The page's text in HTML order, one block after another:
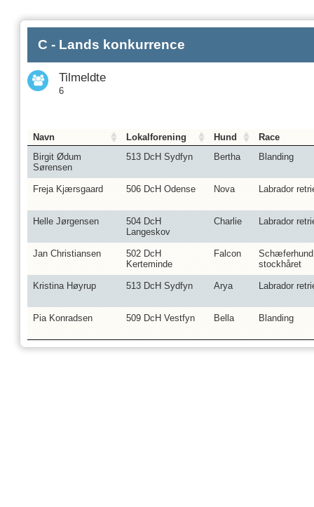
C - Lands konkurrence
Tilmeldte
6
Navn Lokalforening Hund
Race
Birgit Ødum
Sørensen
513 DcH Sydfyn Bertha Blanding
Freja Kjærsgaard 506 DcH Odense Nova Labrador
Helle Jørgensen
504 DcH
Langeskov
Charlie Labrador
Jan Christiansen
502 DcH
Kerteminde
Falcon
stockhåret
Kristina Høyrup 513 DcH Sydfyn Arya Labrador
Pia Konradsen 509 DcH Vestfyn Bella Blanding